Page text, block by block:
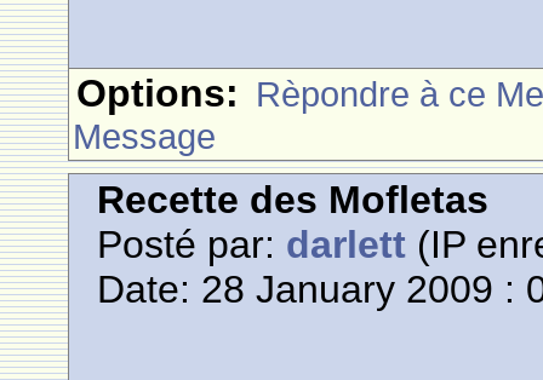
Options: Rèpondre à ce
Message
Recette des Mofletas
Posté par: darlett (IP
Date: 28 January 2009 :